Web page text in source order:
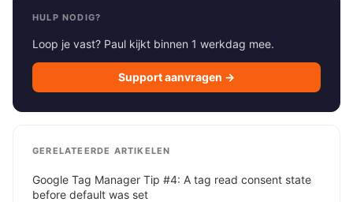
HULP NODIG?
Loop je vast? Paul kijkt binnen 1 werkdag mee.
Support aanvragen →
GERELATEERDE ARTIKELEN
Google Tag Manager Tip #4: A tag read consent state
before default was set